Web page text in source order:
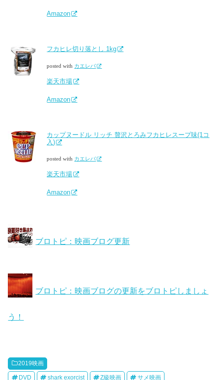
Amazon
フカヒレ切り落とし 1kg
posted with カエレバ
楽天市場
Amazon
カップヌードル リッチ 贅沢とろみフカヒレスープ味(1コ
入)
posted with カエレバ
楽天市場
Amazon
ブロトピ：映画ブログ更新
ブロトピ：映画ブログの更新をブロトピしましょ
う！
2019映画
DVD shark exorcist Z級映画 サメ映画